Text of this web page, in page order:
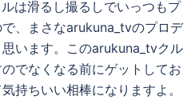
は滑るし撮るしでいっつもプ
、まさなarukuna_tvのプロデ
います。このarukuna_tvクル
でなくなる前にゲットしてお
持ちいい相棒になりますよ。